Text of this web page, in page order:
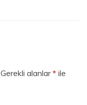
Gerekli alanlar* ile